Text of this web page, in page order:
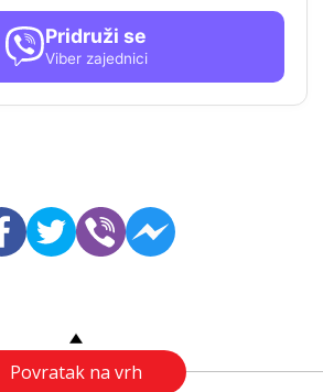
Pridruži se
Viber zajednici
Povratak na vrh